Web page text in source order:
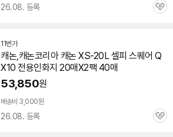
26.08. 등록
관
11번가
캐논,캐논코리아 캐논 XS-20L셀피 스퀘어 Q
X10 전용인화지 20매X2팩 40매
53,850원
배송비 3,000원
26.08. 등록
관